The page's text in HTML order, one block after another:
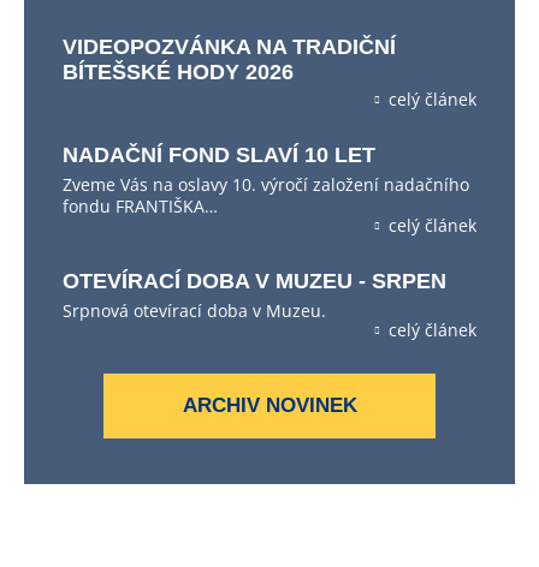
VIDEOPOZVÁNKA NA TRADIČNÍ
BÍTEŠSKÉ HODY 2026
celý článek
NADAČNÍ FOND SLAVÍ 10 LET
Zveme Vás na oslavy 10. výročí založení nadačního
fondu FRANTIŠKA…
celý článek
OTEVÍRACÍ DOBA V MUZEU - SRPEN
Srpnová otevírací doba v Muzeu.
celý článek
ARCHIV NOVINEK